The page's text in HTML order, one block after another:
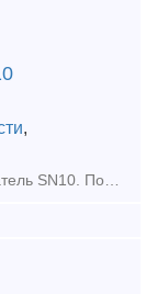
,
Продам конечный шпиндельный выключатель SN10. Подходит для кранов РДК, ЕДК, Ганс, Альбатрос и прочих. Отгрузка во все регионы РФ